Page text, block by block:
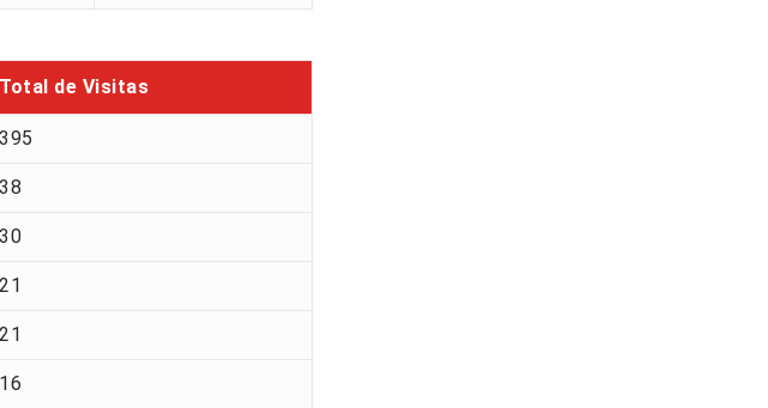
Total de Visitas
395
38
30
21
21
16